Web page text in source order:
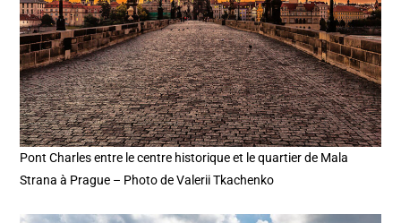
Pont Charles entre le centre historique et le quartier de Mala
Strana à Prague – Photo de Valerii Tkachenko